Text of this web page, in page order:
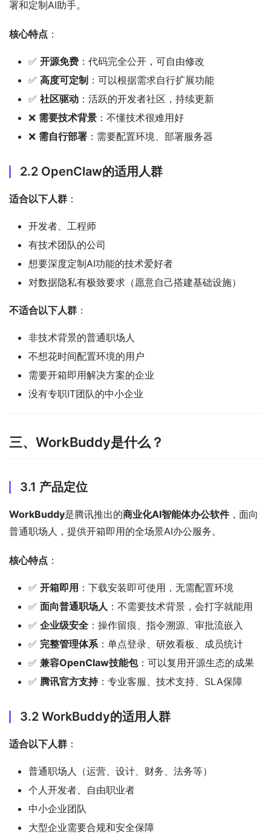
署和定制AI助手。
核心特点 ：
✅ 开源免费 ：代码完全公开，可自由修改
✅ 高度可定制 ：可以根据需求自行扩展功能
✅ 社区驱动 ：活跃的开发者社区，持续更新
❌ 需要技术背景 ：不懂技术很难用好
❌ 需自行部署 ：需要配置环境、部署服务器
2.2 OpenClaw的适用人群
适合以下人群 ：
开发者、工程师
有技术团队的公司
想要深度定制AI功能的技术爱好者
对数据隐私有极致要求（愿意自己搭建基础设施）
不适合以下人群 ：
非技术背景的普通职场人
不想花时间配置环境的用户
需要开箱即用解决方案的企业
没有专职IT团队的中小企业
三、WorkBuddy是什么？
3.1 产品定位
WorkBuddy是腾讯推出的商业化AI智能体办公软件，面向
普通职场人，提供开箱即用的全场景AI办公服务。
核心特点 ：
✅ 开箱即用 ：下载安装即可使用，无需配置环境
✅ 面向普通职场人 ：不需要技术背景，会打字就能用
✅ 企业级安全 ：操作留痕、指令溯源、审批流嵌入
✅ 完整管理体系：单点登录、研效看板、成员统计
✅ 兼容OpenClaw技能包：可以复用开源生态的成果
✅ 腾讯官方支持：专业客服、技术支持、SLA保障
3.2 WorkBuddy的适用人群
适合以下人群 ：
普通职场人（运营、设计、财务、法务等）
个人开发者、自由职业者
中小企业团队
大型企业需要合规和安全保障